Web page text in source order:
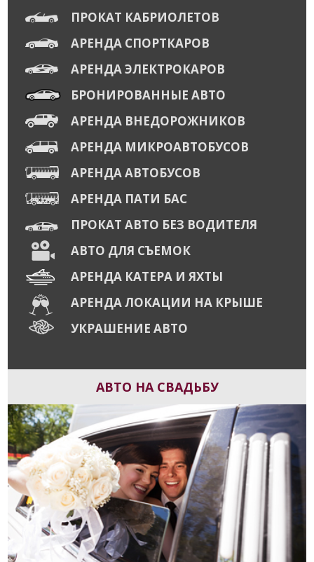
ПРОКАТ КАБРИОЛЕТОВ
АРЕНДА СПОРТКАРОВ
АРЕНДА ЭЛЕКТРОКАРОВ
БРОНИРОВАННЫЕ АВТО
АРЕНДА ВНЕДОРОЖНИКОВ
АРЕНДА МИКРОАВТОБУСОВ
АРЕНДА АВТОБУСОВ
АРЕНДА ПАТИ БАС
ПРОКАТ АВТО БЕЗ ВОДИТЕЛЯ
АВТО ДЛЯ СЪЕМОК
АРЕНДА КАТЕРА И ЯХТЫ
АРЕНДА ЛОКАЦИИ НА КРЫШЕ
УКРАШЕНИЕ АВТО
АВТО НА СВАДЬБУ